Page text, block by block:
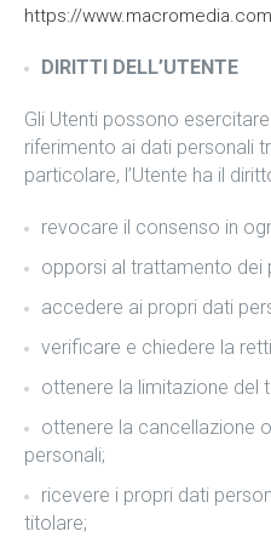
https://
DIRITTI DELL’UTENTE
Gli Utenti possono
riferimento ai dati personali
particolare, l’Utente ha il
revocare il consenso in
opporsi al trattamento dei
accedere ai propri dati
verificare e chiedere la
ottenere la limitazione del
ottenere la cancellazione
personali;
ricevere i propri dati
titolare;